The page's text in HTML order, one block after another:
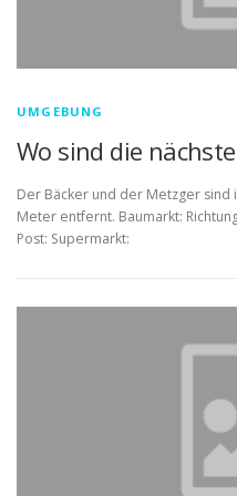
UMGEBUNG
Wo sind die
Der Bäcker und der Metzger
Meter entfernt. Baumarkt:
Post: Supermarkt: